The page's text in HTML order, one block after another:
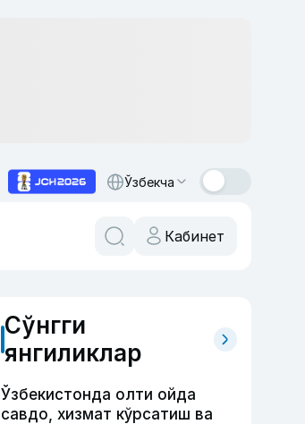
Ўзбекча
Кабинет
Сўнгги
янгиликлар
Ўзбекистонда олти ойда
савдо, хизмат кўрсатиш ва